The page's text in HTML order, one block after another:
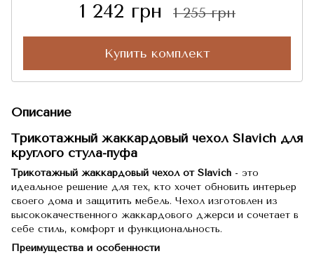
1 242 грн 1 255 грн
Купить комплект
Описание
Трикотажный жаккардовый чехол Slavich для
круглого стула-пуфа
Трикотажный жаккардовый чехол от Slavich - это
идеальное решение для тех, кто хочет обновить интерьер
своего дома и защитить мебель. Чехол изготовлен из
высококачественного жаккардового джерси и сочетает в
себе стиль, комфорт и функциональность.
Преимущества и особенности